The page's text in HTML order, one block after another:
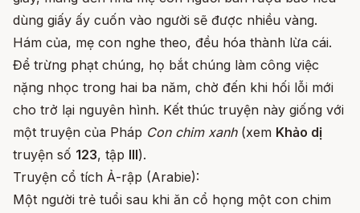
dùng giấy ấy cuốn vào người sẽ được nhiều vàng.
Hám của, mẹ con nghe theo, đều hóa thành lừa cái.
Để trừng phạt chúng, họ bắt chúng làm công việc
nặng nhọc trong hai ba năm, chờ đến khi hối lỗi mới
cho trở lại nguyên hình. Kết thúc truyện này giống với
một truyện của Pháp Con chim xanh(xem Khảo dị
truyện số 123, tập III).
Truyện cổ tích Ả-rập (Arabie):
Một người trẻ tuổi sau khi ăn cổ họng một con chim